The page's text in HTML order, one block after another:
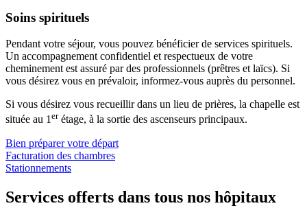
Soins spirituels
Pendant votre séjour, vous pouvez bénéficier de services spirituels.
Un accompagnement confidentiel et respectueux de votre
cheminement est assuré par des professionnels (prêtres et laïcs). Si
vous désirez vous en prévaloir, informez-vous auprès du personnel.
Si vous désirez vous recueillir dans un lieu de prières, la chapelle est
située au 1erétage, à la sortie des ascenseurs principaux.
Bien préparer votre départ
Facturation des chambres
Stationnements
Services offerts dans tous nos hôpitaux